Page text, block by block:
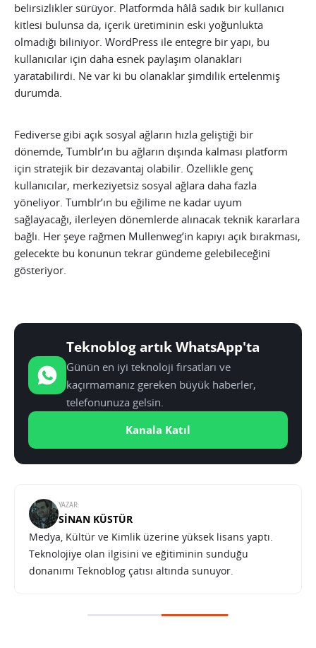
belirsizlikler sürüyor. Platformda hâlâ sadık bir kullanıcı
kitlesi bulunsa da, içerik üretiminin eski yoğunlukta
olmadığı biliniyor. WordPress ile entegre bir yapı, bu
kullanıcılar için daha esnek paylaşım olanakları
yaratabilirdi. Ne var ki bu olanaklar şimdilik ertelenmiş
durumda.
Fediverse gibi açık sosyal ağların hızla geliştiği bir
dönemde, Tumblr’ın bu ağların dışında kalması platform
için stratejik bir dezavantaj olabilir. Özellikle genç
kullanıcılar, merkeziyetsiz sosyal ağlara daha fazla
yöneliyor. Tumblr’ın bu eğilime ne kadar uyum
sağlayacağı, ilerleyen dönemlerde alınacak teknik kararlara
bağlı. Her şeye rağmen Mullenweg’in kapıyı açık bırakması,
gelecekte bu konunun tekrar gündeme gelebileceğini
gösteriyor.
Teknoblog artık WhatsApp'ta
Günün en iyi teknoloji fırsatları ve
kaçırmamanız gereken büyük haberler,
telefonunuza gelsin.
Kanala Katıl
YAZAR:
SINAN KÜSTÜR
Medya, Kültür ve Kimlik üzerine yüksek lisans yaptı.
Teknolojiye olan ilgisini ve eğitiminin sunduğu
donanımı Teknoblog çatısı altında sunuyor.